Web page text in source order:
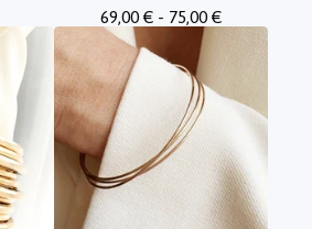
69,00 € - 75,00 €